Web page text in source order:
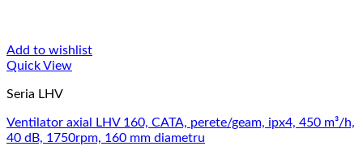
Add to wishlist
Quick View
Seria LHV
Ventilator axial LHV 160, CATA, perete/geam, ipx4, 450 m³/h,
40 dB, 1750rpm, 160 mm diametru